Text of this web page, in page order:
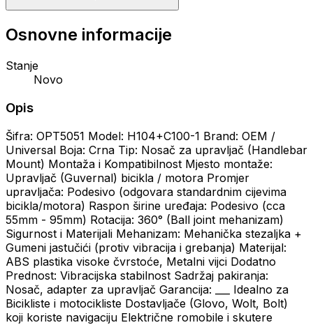
Osnovne informacije
Stanje
Novo
Opis
Šifra: OPT5051 Model: H104+C100-1 Brand: OEM /
Universal Boja: Crna Tip: Nosač za upravljač (Handlebar
Mount) Montaža i Kompatibilnost Mjesto montaže:
Upravljač (Guvernal) bicikla / motora Promjer
upravljača: Podesivo (odgovara standardnim cijevima
bicikla/motora) Raspon širine uređaja: Podesivo (cca
55mm - 95mm) Rotacija: 360° (Ball joint mehanizam)
Sigurnost i Materijali Mehanizam: Mehanička stezaljka +
Gumeni jastučići (protiv vibracija i grebanja) Materijal:
ABS plastika visoke čvrstoće, Metalni vijci Dodatno
Prednost: Vibracijska stabilnost Sadržaj pakiranja:
Nosač, adapter za upravljač Garancija: ___ Idealno za
Bicikliste i motocikliste Dostavljače (Glovo, Wolt, Bolt)
koji koriste navigaciju Električne romobile i skutere